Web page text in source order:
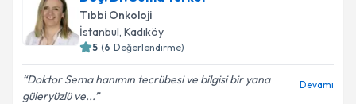
Takvim Talebini Gönder
talebi oluşturun. Size bu uzmandan randevu almanız
için bir takvim hazırlandığında e-posta ile
bilgilendireceğiz.
E-posta Adresiniz
Tıbbi Onkoloji
İstanbul, Kadıköy
5 (6 Değerlendirme)
Doktor Sema hanımın tecrübesi ve bilgisi bir yana
güleryüzlü ve...
Devamı